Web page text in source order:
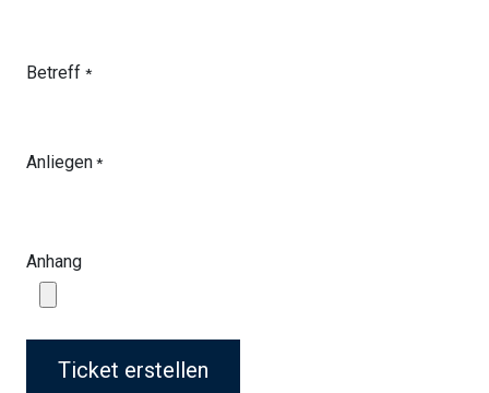
Betreff *
Anliegen*
Anhang
Ticket erstellen